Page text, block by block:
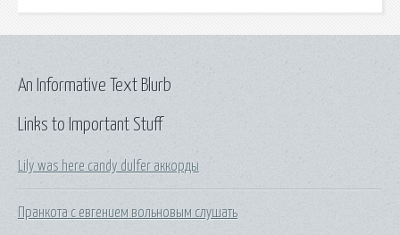
Links to Important Stuff
Lily was here candy dulfer аккорды
Пранкота с евгением вольновым слушать
An Informative Text Blurb